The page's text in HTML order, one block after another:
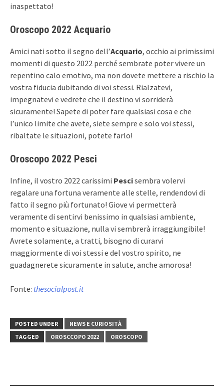
inaspettato!
Oroscopo 2022 Acquario
Amici nati sotto il segno dell’Acquario, occhio ai primissimi
momenti di questo 2022 perché sembrate poter vivere un
repentino calo emotivo, ma non dovete mettere a rischio la
vostra fiducia dubitando di voi stessi. Rialzatevi,
impegnatevi e vedrete che il destino vi sorriderà
sicuramente! Sapete di poter fare qualsiasi cosa e che
l’unico limite che avete, siete sempre e solo voi stessi,
ribaltate le situazioni, potete farlo!
Oroscopo 2022 Pesci
Infine, il vostro 2022 carissimi Pescisembra volervi
regalare una fortuna veramente alle stelle, rendendovi di
fatto il segno più fortunato! Giove vi permetterà
veramente di sentirvi benissimo in qualsiasi ambiente,
momento e situazione, nulla vi sembrerà irraggiungibile!
Avrete solamente, a tratti, bisogno di curarvi
maggiormente di voi stessi e del vostro spirito, ne
guadagnerete sicuramente in salute, anche amorosa!
Fonte: thesocialpost.it
POSTED UNDER
NEWS E CURIOSITÀ
TAGGED
OROSCCOPO 2022 OROSCOPO